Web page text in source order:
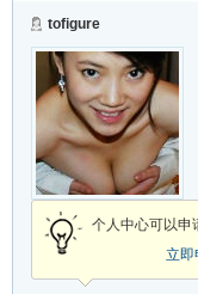
tofigure
新手上路
个人中心可以申
立即